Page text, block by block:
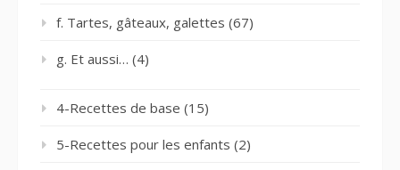
f. Tartes, gâteaux, galettes (67)
g. Et aussi… (4)
4-Recettes de base (15)
5-Recettes pour les enfants (2)